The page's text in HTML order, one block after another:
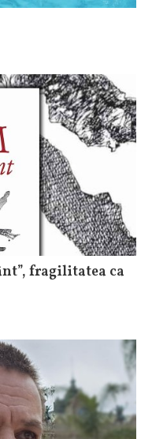
fragilitatea ca